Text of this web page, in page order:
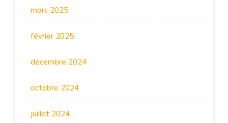
mars 2025
février 2025
décembre 2024
octobre 2024
juillet 2024